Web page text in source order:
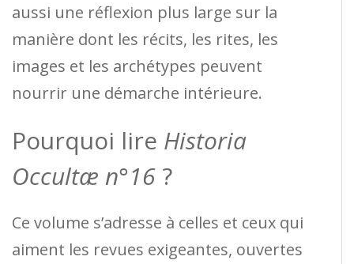
aussi une réflexion plus large sur la
manière dont les récits, les rites, les
images et les archétypes peuvent
nourrir une démarche intérieure.
Pourquoi lire Historia
Occultæ n°16 ?
Ce volume s’adresse à celles et ceux qui
aiment les revues exigeantes, ouvertes